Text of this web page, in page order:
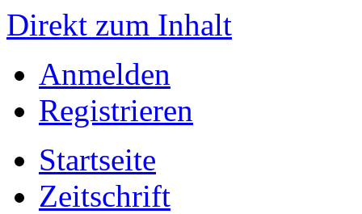
Direkt zum Inhalt
Anmelden
Registrieren
Startseite
Zeitschrift